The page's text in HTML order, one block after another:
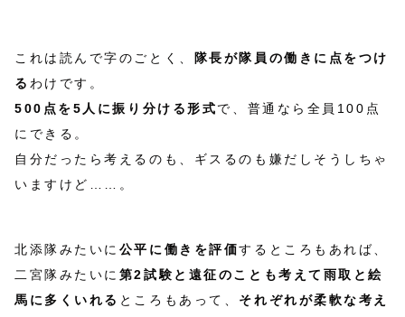
これは読んで字のごとく、 隊長が隊員の働きに点をつけ
る わけです。
500点を5人に振り分ける形式で、普通なら全員100点
にできる。
自分だったら考えるのも、ギスるのも嫌だしそうしちゃ
いますけど……。
北添隊みたいに 公平に働きを評価するところもあれば、
二宮隊みたいに 第2試験と遠征のことも考えて雨取と絵
馬に多くいれる ところもあって、 それぞれが柔軟な考え